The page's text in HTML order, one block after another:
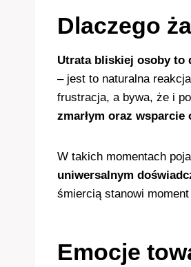
Dlaczego
Utrata bliskiej osoby to
– jest to naturalna
frustracja, a bywa, że i
zmarłym oraz
W takich momentach
uniwersalnym
śmiercią stanowi
Emocje